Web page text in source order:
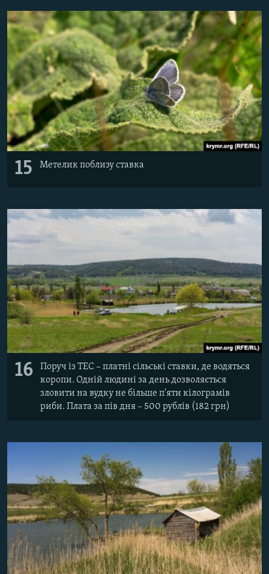
15 Метелик поблизу ставка
16
Поруч із ТЕС – платні сільські ставки, де водяться
коропи. Одній людині за день дозволяється
зловити на вудку не більше п'яти кілограмів
риби. Плата за пів дня – 500 рублів (182 грн)